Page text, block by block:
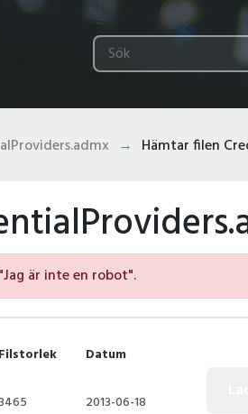
Hämtar filen
är inte en robot".
Filstorlek Datum
2013-06-18